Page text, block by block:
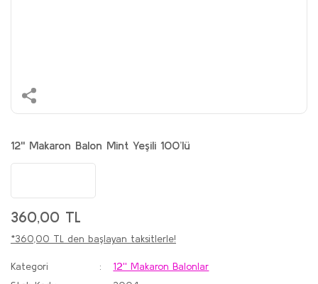
12'' Makaron Balon Mint Yeşili 100’lü
360,00 TL
*360,00 TL den başlayan taksitlerle!
Kategori
12'' Makaron Balonlar